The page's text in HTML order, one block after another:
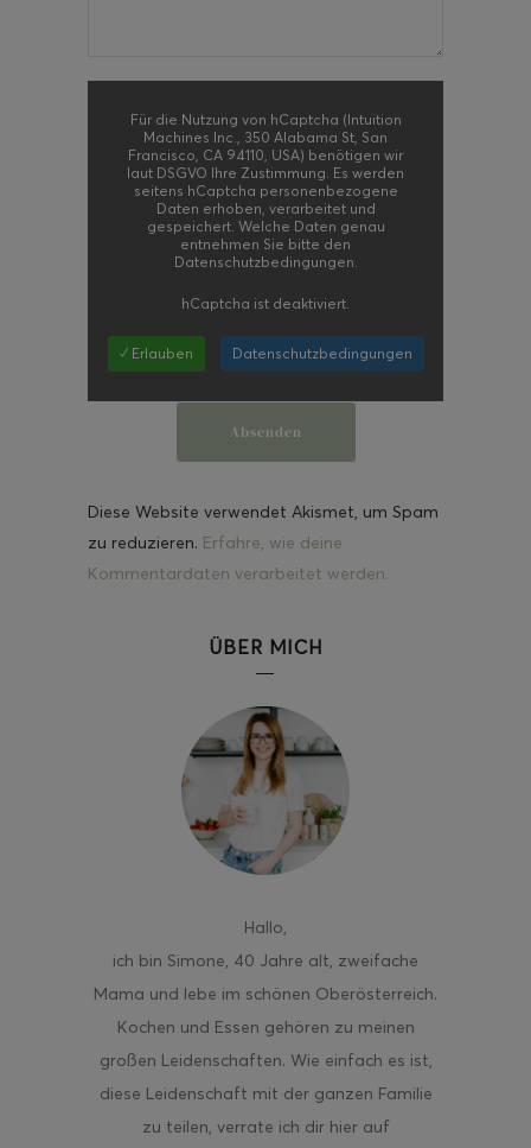
Für die Nutzung von hCaptcha (Intuition
Machines Inc., 350 Alabama St, San
Francisco, CA 94110, USA) benötigen wir
laut DSGVO Ihre Zustimmung. Es werden
seitens hCaptcha personenbezogene
Daten erhoben, verarbeitet und
gespeichert. Welche Daten genau
entnehmen Sie bitte den
Datenschutzbedingungen.
hCaptcha ist deaktiviert.
✓ Erlauben Datenschutzbedingungen
Diese Website verwendet Akismet, um Spam
zu reduzieren. Erfahre, wie deine
Kommentardaten verarbeitet werden.
ÜBER MICH
Hallo,
ich bin Simone, 40 Jahre alt, zweifache
Mama und lebe im schönen Oberösterreich.
Kochen und Essen gehören zu meinen
großen Leidenschaften. Wie einfach es ist,
diese Leidenschaft mit der ganzen Familie
zu teilen, verrate ich dir hier auf